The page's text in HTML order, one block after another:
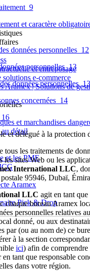
et entreposage
solutions e-commerce
Aramex | Solutions de
et marchandises
détail
et les PME
Aramex
Pick & Drop
9
et caractère
données personnelles 12
personnelles 13
données personnelles 13
concernées 14
et délégué à la protection
tous les traitements de
les sites Web ou les
International LLC,
95946, Dubaï,
LLC agit en tant
chaque bureau Aramex
personnelles relatives
donné, ou aux
par (ou au nom de) ce
à la section
ici) afin de comprendre
tant que responsable
dans votre région.